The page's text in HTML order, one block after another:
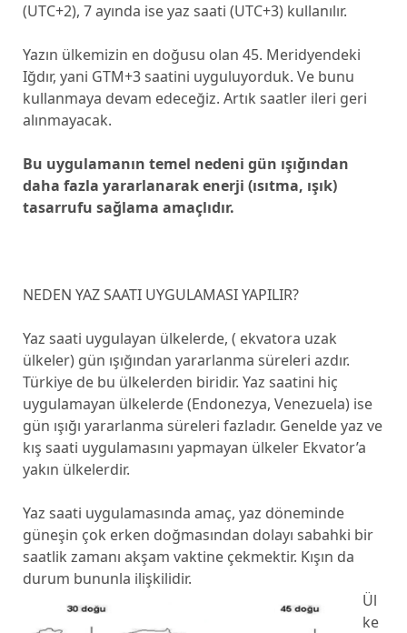
(UTC+2), 7 ayında ise yaz saati (UTC+3) kullanılır.
Yazın ülkemizin en doğusu olan 45. Meridyendeki
Iğdır, yani GTM+3 saatini uyguluyorduk. Ve bunu
kullanmaya devam edeceğiz. Artık saatler ileri geri
alınmayacak.
Bu uygulamanın temel nedeni gün ışığından
daha fazla yararlanarak enerji (ısıtma, ışık)
tasarrufu sağlama amaçlıdır.
NEDEN YAZ SAATI UYGULAMASI YAPILIR?
Yaz saati uygulayan ülkelerde, ( ekvatora uzak
ülkeler) gün ışığından yararlanma süreleri azdır.
Türkiye de bu ülkelerden biridir. Yaz saatini hiç
uygulamayan ülkelerde (Endonezya, Venezuela) ise
gün ışığı yararlanma süreleri fazladır. Genelde yaz ve
kış saati uygulamasını yapmayan ülkeler Ekvator’a
yakın ülkelerdir.
Yaz saati uygulamasında amaç, yaz döneminde
güneşin çok erken doğmasından dolayı sabahki bir
saatlik zamanı akşam vaktine çekmektir. Kışın da
durum bununla ilişkilidir.
Ül
ke